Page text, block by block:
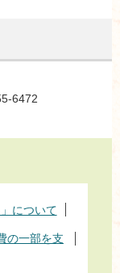
6472
について
の一部を支